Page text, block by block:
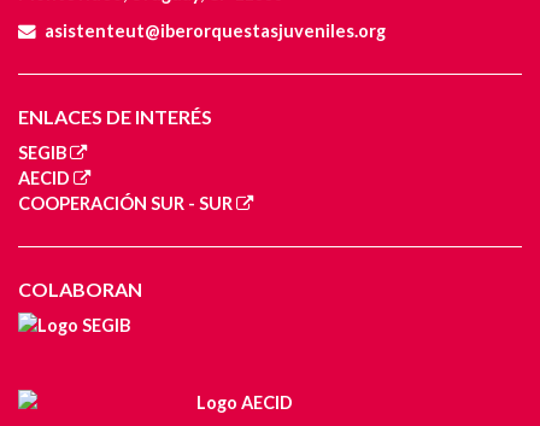
asistenteut@iberorquestasjuveniles.org
ENLACES DE INTERÉS
SEGIB
AECID
COOPERACIÓN SUR - SUR
COLABORAN